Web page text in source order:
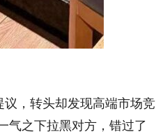
议，转头却发现高端市场竞
气之下拉黑对方，错过了